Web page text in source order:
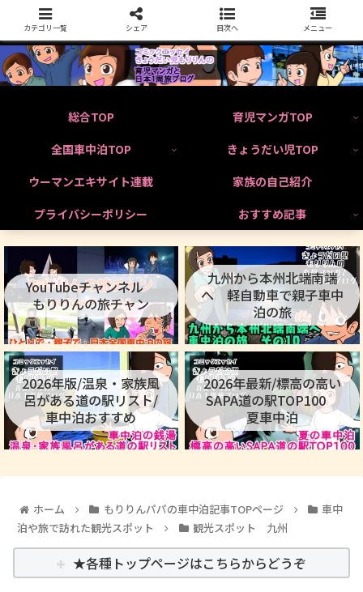
総合TOP
育児マンガTOP
全国車中泊TOP
きょうだい児TOP
ウーマンエキサイト連載
家族の自己紹介
プライバシーポリシー
おすすめ記事
YouTubeチャンネル
もりりんの旅チャン
九州から本州北端南端
へ 軽自動車で親子車中
泊の旅
2026年版/温泉・家族風
呂がある道の駅リスト/
車中泊おすすめ
2026年最新/標高の高い
SAPA道の駅TOP100
夏車中泊
ホーム もりりんパパの車中泊記事TOPページ
車中
泊や旅で訪れた観光スポット
観光スポット 九州
★各種トップページはこちらからどうぞ
カテゴリ一覧 シェア 目次へ メニュー